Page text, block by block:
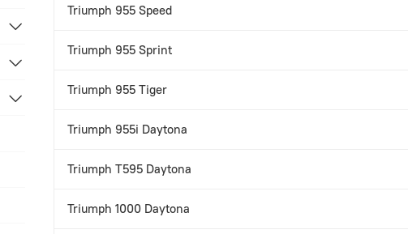
Triumph 955 Speed
Triumph 955 Sprint
Triumph 955 Tiger
Triumph 955i Daytona
Triumph T595 Daytona
Triumph 1000 Daytona